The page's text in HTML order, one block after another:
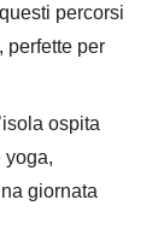
percorsi
perfette per
ospita
yoga,
giornata